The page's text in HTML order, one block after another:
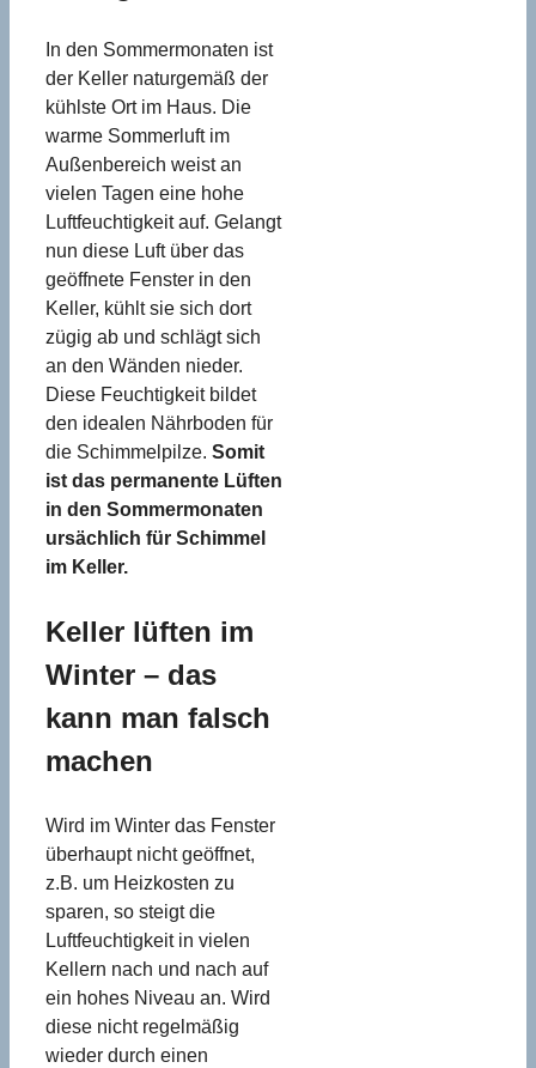
In den Sommermonaten ist
der Keller naturgemäß der
kühlste Ort im Haus. Die
warme Sommerluft im
Außenbereich weist an
vielen Tagen eine hohe
Luftfeuchtigkeit auf. Gelangt
nun diese Luft über das
geöffnete Fenster in den
Keller, kühlt sie sich dort
zügig ab und schlägt sich
an den Wänden nieder.
Diese Feuchtigkeit bildet
den idealen Nährboden für
die Schimmelpilze. Somit
ist das permanente Lüften
in den Sommermonaten
ursächlich für Schimmel
im Keller.
Keller lüften im
Winter – das
kann man falsch
machen
Wird im Winter das Fenster
überhaupt nicht geöffnet,
z.B. um Heizkosten zu
sparen, so steigt die
Luftfeuchtigkeit in vielen
Kellern nach und nach auf
ein hohes Niveau an. Wird
diese nicht regelmäßig
wieder durch einen